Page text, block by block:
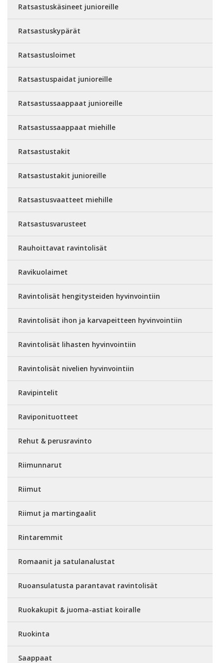
Ratsastuskäsineet junioreille
Ratsastuskypärät
Ratsastusloimet
Ratsastuspaidat junioreille
Ratsastussaappaat junioreille
Ratsastussaappaat miehille
Ratsastustakit
Ratsastustakit junioreille
Ratsastusvaatteet miehille
Ratsastusvarusteet
Rauhoittavat ravintolisät
Ravikuolaimet
Ravintolisät hengitysteiden hyvinvointiin
Ravintolisät ihon ja karvapeitteen hyvinvointiin
Ravintolisät lihasten hyvinvointiin
Ravintolisät nivelien hyvinvointiin
Ravipintelit
Raviponituotteet
Rehut & perusravinto
Riimunnarut
Riimut
Riimut ja martingaalit
Rintaremmit
Romaanit ja satulanalustat
Ruoansulatusta parantavat ravintolisät
Ruokakupit & juoma-astiat koiralle
Ruokinta
Saappaat